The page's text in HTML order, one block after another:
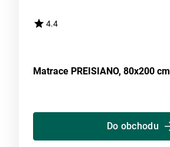
4.4
Matrace PREISIANO, 80x200 cm
Do obchodu